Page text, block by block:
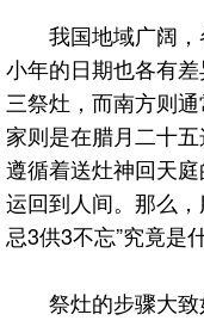
我国地域广阔，
小年的日期也各有
三祭灶，而南方则
家则是在腊月二十
遵循着送灶神回天
运回到人间。那么
忌3供3不忘”究竟是
祭灶的步骤大致